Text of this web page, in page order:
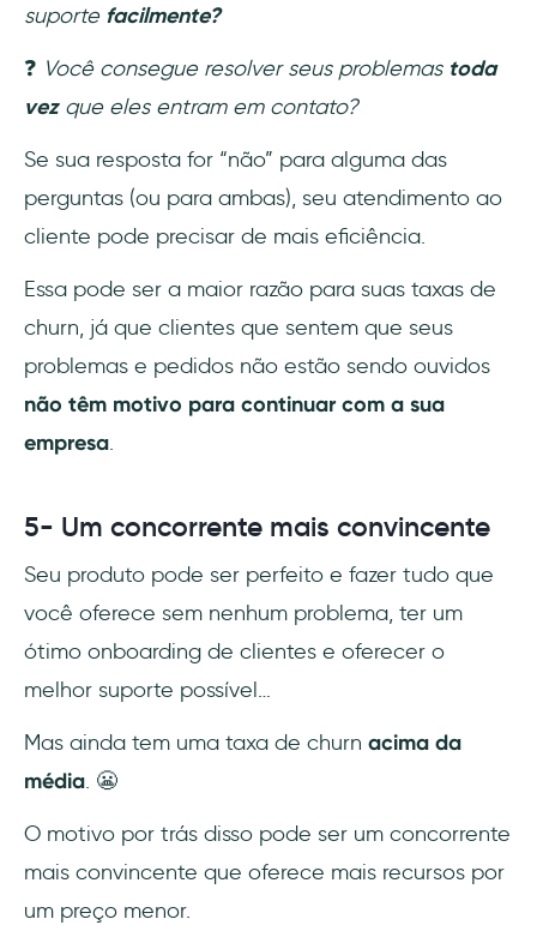
suporte facilmente?
❓ Você consegue resolver seus problemas toda
vezque eles entram em contato?
Se sua resposta for “não” para alguma das
perguntas (ou para ambas), seu atendimento ao
cliente pode precisar de mais eficiência.
Essa pode ser a maior razão para suas taxas de
churn, já que clientes que sentem que seus
problemas e pedidos não estão sendo ouvidos
não têm motivo para continuar com a sua
empresa.
5- Um concorrente mais convincente
Seu produto pode ser perfeito e fazer tudo que
você oferece sem nenhum problema, ter um
ótimo onboarding de clientes e oferecer o
melhor suporte possível…
Mas ainda tem uma taxa de churn acima da
média. 😬
O motivo por trás disso pode ser um concorrente
mais convincente que oferece mais recursos por
um preço menor.